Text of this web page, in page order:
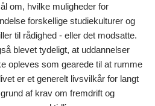
om, hvilke muligheder for
forskellige studiekulturer og
til rådighed - eller det modsatte.
blevet tydeligt, at uddannelser
opleves som gearede til at rumme
er et generelt livsvilkår for langt
af krav om fremdrift og